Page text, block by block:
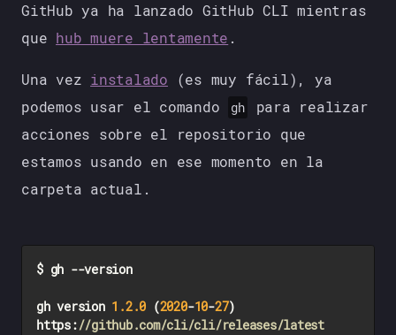
GitHub ya ha lanzado GitHub CLI mientras
que hub muere lentamente .
Una vez instalado (es muy fácil), ya
podemos usar el comando
gh
para realizar
acciones sobre el repositorio que
estamos usando en ese momento en la
carpeta actual.
$ gh --version
gh version 1.2.0 (2020-10-27
https://github.com/cli/cli/releases/latest